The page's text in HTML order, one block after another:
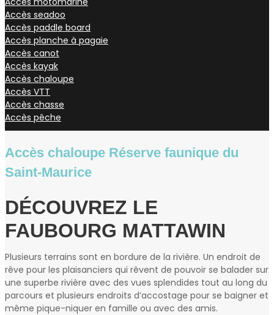
Accès seadoo
Accès paddle board
Accès planche à pagaie
Accès canot
Accès kayak
Accès chaloupe
Accès VTT
Accès chasse
Accès pêche
Accès chaloupe Réserve faunique du
Saint‑Maurice
DÉCOUVREZ LE
FAUBOURG MATTAWIN
Plusieurs terrains sont en bordure de la rivière. Un endroit de
rêve pour les plaisanciers qui rêvent de pouvoir se balader sur
une superbe rivière avec des vues splendides tout au long du
parcours et plusieurs endroits d’accostage pour se baigner et
même pique-niquer en famille ou avec des amis.